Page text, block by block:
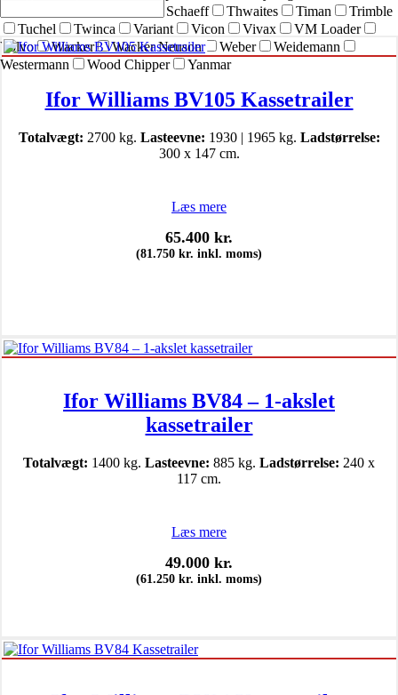
Terex Schaeff Thwaites Timan
Trimble
Tuchel
Twinca Variant Vicon Vivax
VM Loader
Volvo
Wacker Wacker Neuson Weber
Weidemann
Westermann
Wood Chipper Yanmar
Ifor Williams BV105 Kassetrailer
Totalvægt: 2700 kg. Lasteevne: 1930 | 1965 kg. Ladstørrelse:
300 x 147 cm.
Læs mere
65.400 kr.
(81.750 kr. inkl. moms)
Ifor Williams BV84 – 1-akslet
kassetrailer
Totalvægt: 1400 kg. Lasteevne: 885 kg. Ladstørrelse: 240 x
117 cm.
Læs mere
49.000 kr.
(61.250 kr. inkl. moms)